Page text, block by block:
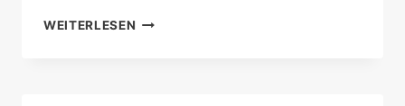
WEITERLESEN OBJECT